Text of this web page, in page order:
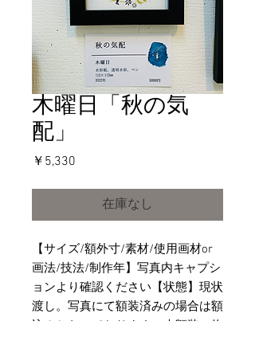
木曜日「秋の気
配」
￥5,330
在庫なし
【サイズ/額外寸/素材/使用画材or
画法/技法/制作年】写真内キャプシ
ョンより確認ください【状態】現状
渡し。写真にて額装済みの場合は額
込みとなっております。未額装の物